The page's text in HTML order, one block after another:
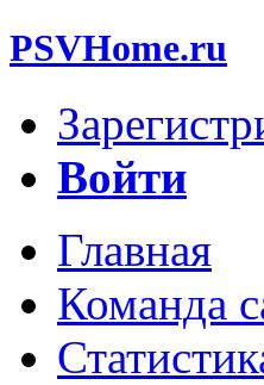
PSVHome.ru
Войти
Главная
Команда